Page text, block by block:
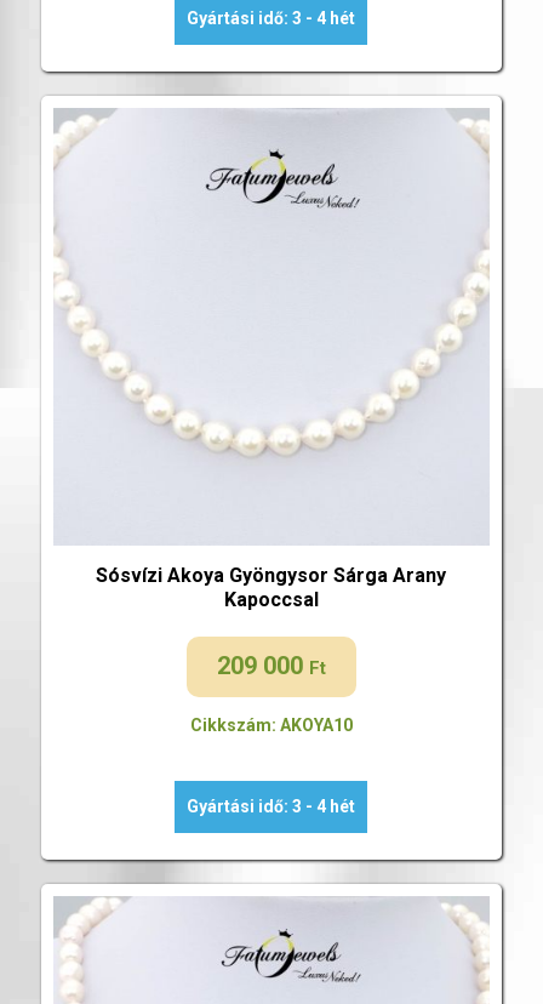
Gyártási idő: 3 - 4 hét
Sósvízi Akoya Gyöngysor Sárga Arany
Kapoccsal
209 000 Ft
Cikkszám: AKOYA10
Gyártási idő: 3 - 4 hét